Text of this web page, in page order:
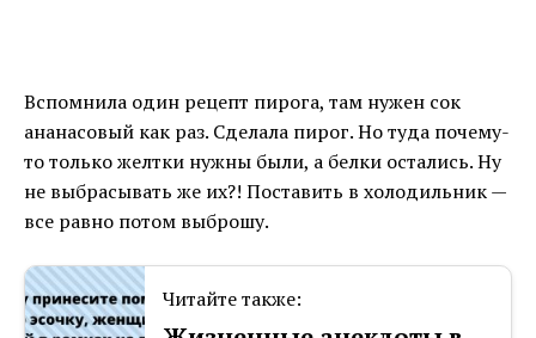
Вспомнила один рецепт пирога, там нужен сок
ананасовый как раз. Сделала пирог. Но туда почему-
то только желтки нужны были, а белки остались. Ну
не выбрасывать же их?! Поставить в холодильник —
все равно потом выброшу.
Читайте также: